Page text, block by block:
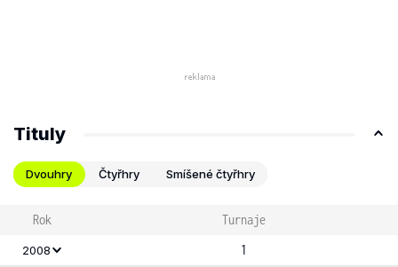
Tituly
Dvouhry Čtyřhry Smíšené čtyřhry
Rok Turnaje
2008
1